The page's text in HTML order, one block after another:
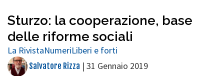
Sturzo: la cooperazione, base
delle riforme sociali
La RivistaNumeriLiberi e forti
Salvatore Rizza | 31 Gennaio 2019